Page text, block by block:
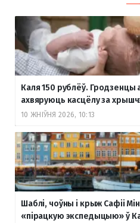
Каля 150 рублёў. Гродзенцы
ахвяруюць касцёлу за
10 ЖНІЎНЯ 2026, 10:13
Шаблі, чоўны і крыж Сафіі
«пірацкую экспедыцыю» ў